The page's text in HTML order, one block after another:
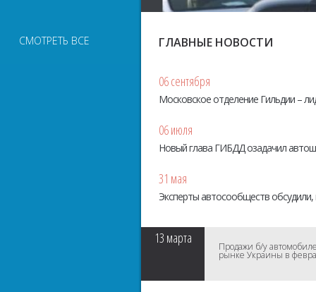
СМОТРЕТЬ ВСЕ ГЛАВНЫЕ НОВОСТИ
06 сентября
Московское отделение Гильдии –
06 июля
Новый глава ГИБДД озадачил
31 мая
Эксперты автосообществ
13 марта
Продажи б/у
рынке Украины в